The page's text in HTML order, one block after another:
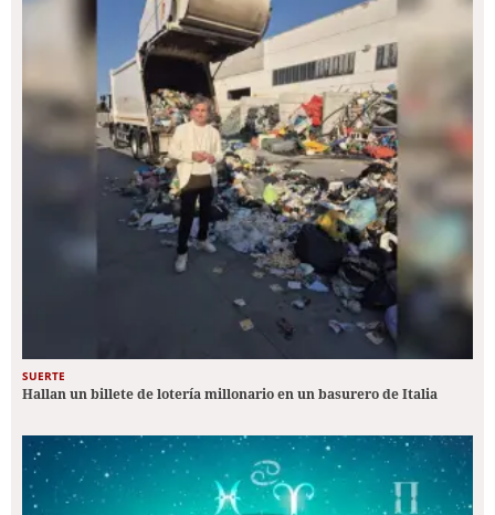
SUERTE
Hallan un billete de lotería millonario en un basurero de Italia